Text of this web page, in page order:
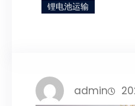
锂电池运输
admin